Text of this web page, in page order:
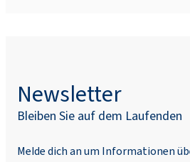
Newsletter
Bleiben Sie auf dem Laufenden
Melde dich an um Informationen